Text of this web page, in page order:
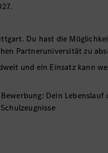
3 Jahre
Du hast die
Partneruniversität zu
und ein Einsatz kann
Dein Lebenslauf